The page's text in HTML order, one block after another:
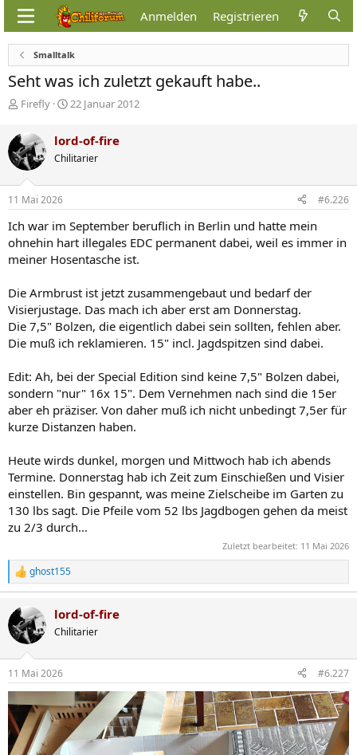
Anmelden Registrieren
Smalltalk
Seht was ich zuletzt gekauft habe..
E
s
t
e
l
l
e
Firefly
E
t
e
l
m
22 Januar 2012
lord-of-fire
Chilitarier
11 Mai 2026 #6.226
Ich war im September beruflich in Berlin und hatte mein
ohnehin hart illegales EDC permanent dabei, weil es immer in
meiner Hosentasche ist.
Die Armbrust ist jetzt zusammengebaut und bedarf der
Visierjustage. Das mach ich aber erst am Donnerstag.
Die 7,5" Bolzen, die eigentlich dabei sein sollten, fehlen aber.
Die muß ich reklamieren. 15" incl. Jagdspitzen sind dabei.
Edit: Ah, bei der Special Edition sind keine 7,5" Bolzen dabei,
sondern "nur" 16x 15". Dem Vernehmen nach sind die 15er
aber eh präziser. Von daher muß ich nicht unbedingt 7,5er für
kurze Distanzen haben.
Heute wirds dunkel, morgen und Mittwoch hab ich abends
Termine. Donnerstag hab ich Zeit zum Einschießen und Visier
einstellen. Bin gespannt, was meine Zielscheibe im Garten zu
130 lbs sagt. Die Pfeile vom 52 lbs Jagdbogen gehen da meist
zu 2/3 durch...
Zuletzt bearbeitet: 11 Mai 2026
R
e
k
t
i
e
n
:
ghost155
lord-of-fire
Chilitarier
11 Mai 2026 #6.227